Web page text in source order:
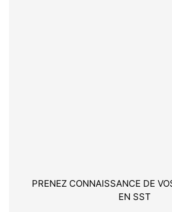
PRENEZ CONNAISSANCE DE
EN SST